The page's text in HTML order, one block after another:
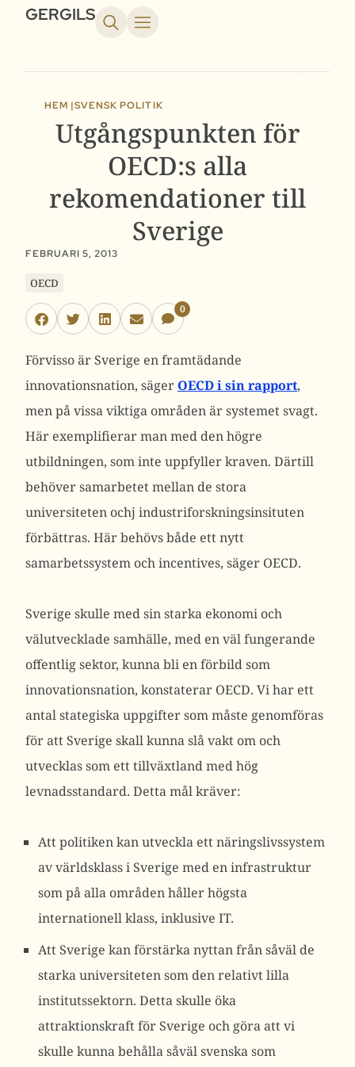
GERGILS
HEM |SVENSK POLITIK
Utgångspunkten för
OECD:s alla
rekomendationer till
Sverige
FEBRUARI 5, 2013
OECD
0
Förvisso är Sverige en framtädande
innovationsnation, sägerOECD i sin rapport,
men på vissa viktiga områden är systemet svagt.
Här exemplifierar man med den högre
utbildningen, som inte uppfyller kraven. Därtill
behöver samarbetet mellan de stora
universiteten ochj industriforskningsinsituten
förbättras. Här behövs både ett nytt
samarbetssystem och incentives, säger OECD.
Sverige skulle med sin starka ekonomi och
välutvecklade samhälle, med en väl fungerande
offentlig sektor, kunna bli en förbild som
innovationsnation, konstaterar OECD. Vi har ett
antal stategiska uppgifter som måste genomföras
för att Sverige skall kunna slå vakt om och
utvecklas som ett tillväxtland med hög
levnadsstandard. Detta mål kräver:
Att politiken kan utveckla ett näringslivssystem
av världsklass i Sverige med en infrastruktur
som på alla områden håller högsta
internationell klass, inklusive IT.
Att Sverige kan förstärka nyttan från såväl de
starka universiteten som den relativt lilla
institutssektorn. Detta skulle öka
attraktionskraft för Sverige och göra att vi
skulle kunna behålla såväl svenska som